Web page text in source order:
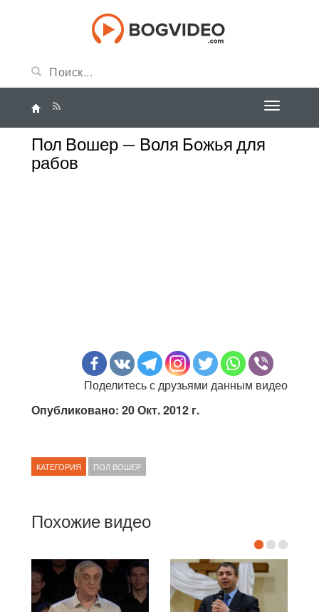
Пол Вошер — Воля Божья для
рабов
Поделитесь с друзьями данным видео
Опубликовано: 20 Окт. 2012 г.
КАТЕГОРИЯ ПОЛ ВОШЕР
Похожие видео